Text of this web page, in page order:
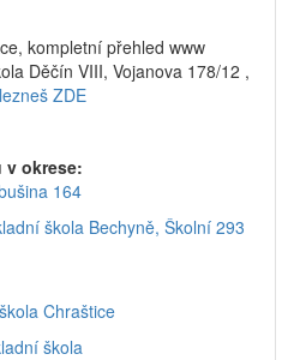
kompletní přehled www
Děčín VIII, Vojanova 178/12 ,
ZDE
v okrese:
164
škola Bechyně, Školní 293
Chraštice
škola